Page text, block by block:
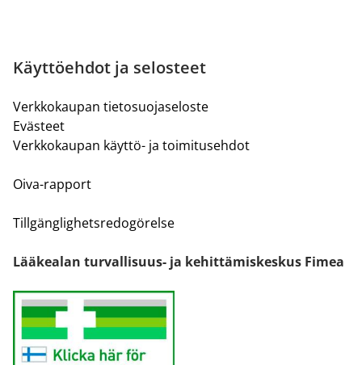
Käyttöehdot ja selosteet
Verkkokaupan tietosuojaseloste
Evästeet
Verkkokaupan käyttö- ja toimitusehdot
Oiva-rapport
Tillgänglighetsredogörelse
Lääkealan turvallisuus- ja kehittämiskeskus Fimea